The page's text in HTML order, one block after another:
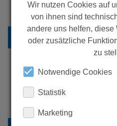
ZURÜCK
ERFAHREN
Wir nutzen Cookies auf
von ihnen sind
andere uns helfen, diese
oder zusätzliche
zu
Notwendige Cookies
Statistik
Marketing